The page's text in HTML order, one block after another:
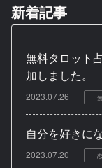
新着記事
無料タロット
加しました。
2023.07.26
自分を好き
2023.07.20